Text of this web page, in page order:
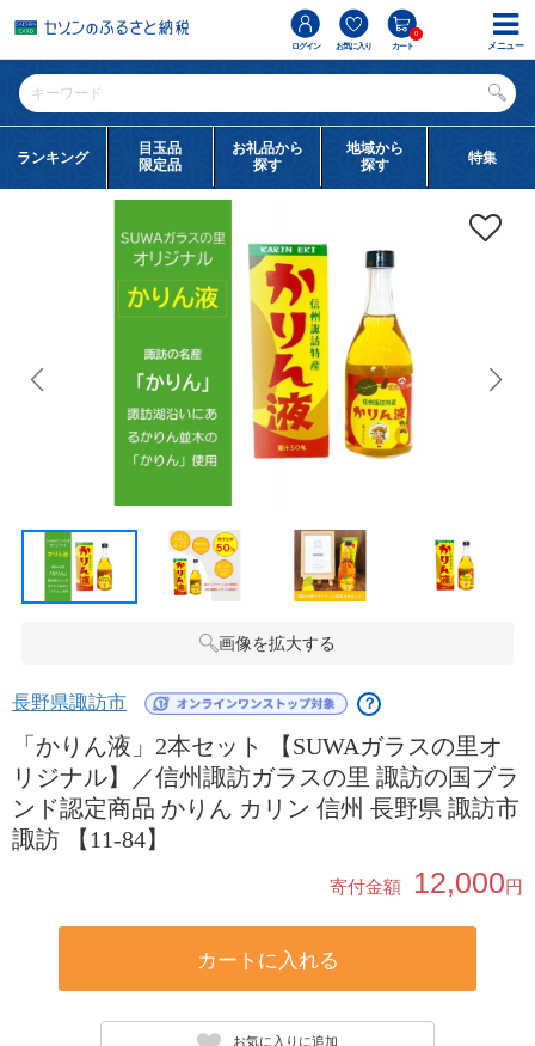
ログイン お気に入り カート
0
ランキング
目玉品
限定品
お礼品から
探す
地域から
探す
特集
画像を拡大する
長野県諏訪市 ？
「かりん液」2本セット 【SUWAガラスの里オ
リジナル】／信州諏訪ガラスの里 諏訪の国ブラ
ンド認定商品 かりん カリン 信州 長野県 諏訪市
諏訪 【11-84】
寄付金額 12,000円
カートに入れる
お気に入りに追加
メニュー